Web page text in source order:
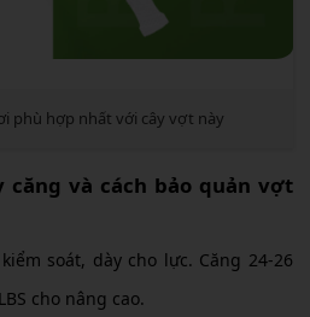
phù hợp nhất với cây vợt này
căng và cách bảo quản vợt
soát, dày cho lực. Căng 24-26
cho nâng cao.